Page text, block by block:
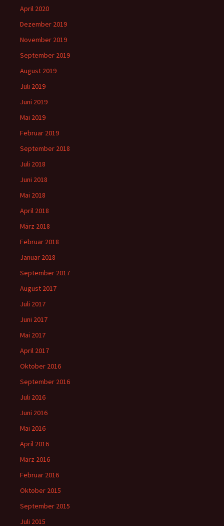
April 2020
Dezember 2019
November 2019
September 2019
August 2019
Juli 2019
Juni 2019
Mai 2019
Februar 2019
September 2018
Juli 2018
Juni 2018
Mai 2018
April 2018
März 2018
Februar 2018
Januar 2018
September 2017
August 2017
Juli 2017
Juni 2017
Mai 2017
April 2017
Oktober 2016
September 2016
Juli 2016
Juni 2016
Mai 2016
April 2016
März 2016
Februar 2016
Oktober 2015
September 2015
Juli 2015